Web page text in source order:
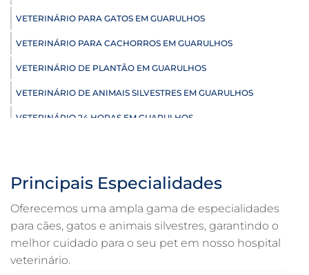
VETERINÁRIO PARA GATOS EM GUARULHOS
VETERINÁRIO PARA CACHORROS EM GUARULHOS
VETERINÁRIO DE PLANTÃO EM GUARULHOS
VETERINÁRIO DE ANIMAIS SILVESTRES EM GUARULHOS
VETERINÁRIO 24 HORAS EM GUARULHOS
ULTRASSONOGRAFIA PARA CACHORRO EM GUARULHOS
ULTRASSOM VETERINÁRIO EM GUARULHOS
TRATAMENTO DE ANIMAIS EM GUARULHOS
RAIO X VETERINÁRIO EM GUARULHOS
Principais Especialidades
Oferecemos uma ampla gama de especialidades
para cães, gatos e animais silvestres, garantindo o
melhor cuidado para o seu pet em nosso hospital
veterinário.